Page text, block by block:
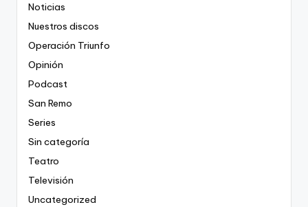
Noticias
Nuestros discos
Operación Triunfo
Opinión
Podcast
San Remo
Series
Sin categoría
Teatro
Televisión
Uncategorized